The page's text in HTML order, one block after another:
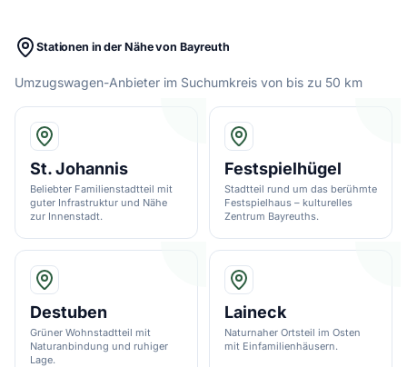
Stationen in der Nähe von Bayreuth
Umzugswagen-Anbieter im Suchumkreis von bis zu 50 km
St. Johannis
Beliebter Familienstadtteil mit
guter Infrastruktur und Nähe
zur Innenstadt.
Festspielhügel
Stadtteil rund um das berühmte
Festspielhaus – kulturelles
Zentrum Bayreuths.
Destuben
Grüner Wohnstadtteil mit
Naturanbindung und ruhiger
Lage.
Laineck
Naturnaher Ortsteil im Osten
mit Einfamilienhäusern.